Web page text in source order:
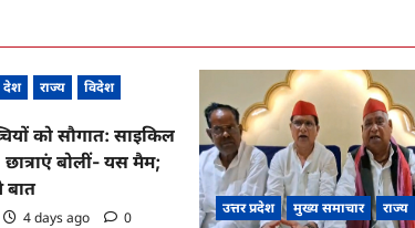
देश राज्य विदेश
को सौगात: साइकिल
बोलीं- यस मैम;
बात
4 days ago 0
उत्तर प्रदेश मुख्य समाचार राज्य